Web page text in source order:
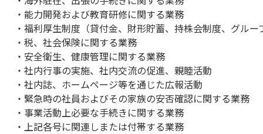
能力開発および教育研修に関する業務
福利厚生制度（貸付金、財形貯蓄、持株会制度、グル
税、社会保険に関する業務
安全衛生、健康管理に関する業務
社内行事の実施、社内交流の促進、親睦活動
社内誌、ホームページ等を通じた広報活動
緊急時の社員およびその家族の安否確認に関する業務
事業活動上必要な手続きに関する業務
上記各号に関連しまたは付帯する業務